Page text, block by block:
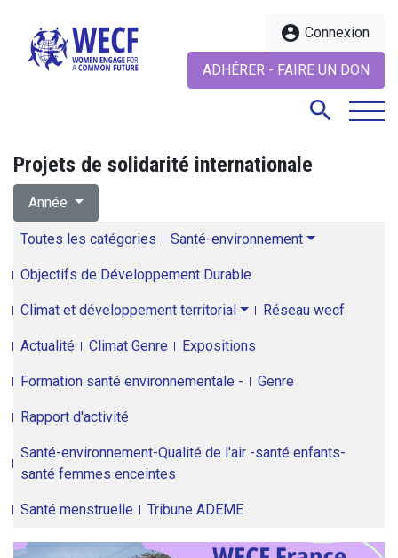
account_circle Connexion
ADHÉRER - FAIRE UN DON
search
Projets de solidarité internationale
Année
Toutes les catégories Santé-environnement
Objectifs de Développement Durable
Climat et développement territorial Réseau wecf
Actualité Climat Genre Expositions
Formation santé environnementale - Genre
Rapport d'activité
Santé-environnement-Qualité de l'air -santé enfants-
santé femmes enceintes
Santé menstruelle Tribune ADEME